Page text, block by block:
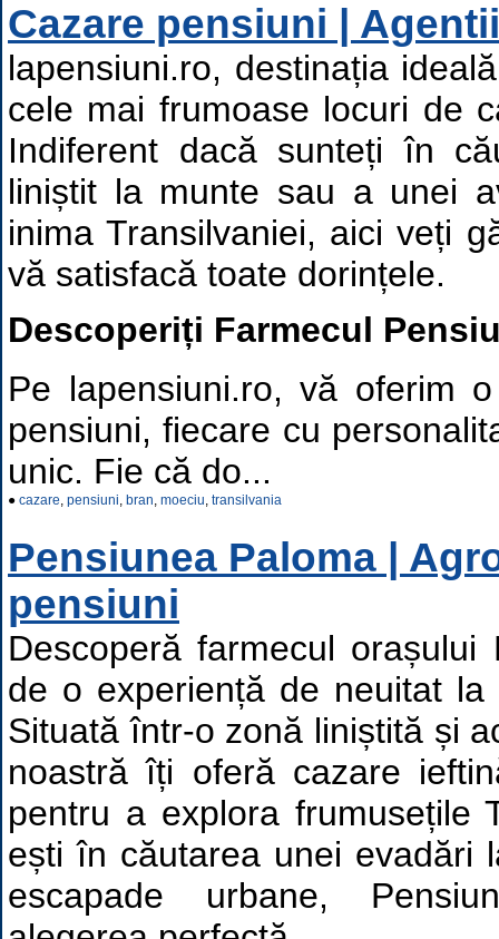
Cazare pensiuni |
lapensiuni.ro, destinația
cele mai frumoase locuri de
Indiferent dacă sunteți în
liniștit la munte sau a unei
inima Transilvaniei, aici veți
vă satisfacă toate dorințele.
Descoperiți Farmecul
Pe lapensiuni.ro, vă oferim
pensiuni, fiecare cu
unic. Fie că do...
● cazare, pensiuni, bran, moeciu, transilvania
Pensiunea Paloma |
pensiuni
Descoperă farmecul orașului
de o experiență de neuitat la
Situată într-o zonă liniștită și
noastră îți oferă cazare
pentru a explora frumusețile
ești în căutarea unei evadări
escapade urbane,